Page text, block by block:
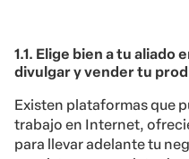
1.1. Elige bien a tu aliado
divulgar y vender tu
Existen plataformas que
trabajo en Internet,
para llevar adelante tu